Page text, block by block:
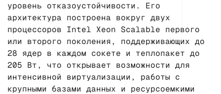
уровень отказоустойчивости. Его
архитектура построена вокруг двух
процессоров Intel Xeon Scalable первого
или второго поколения, поддерживающих до
28 ядер в каждом сокете и теплопакет до
205 Вт, что открывает возможности для
интенсивной виртуализации, работы с
крупными базами данных и ресурсоемкими